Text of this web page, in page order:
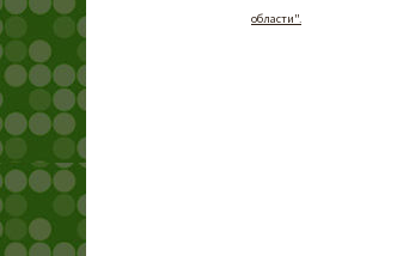
области".